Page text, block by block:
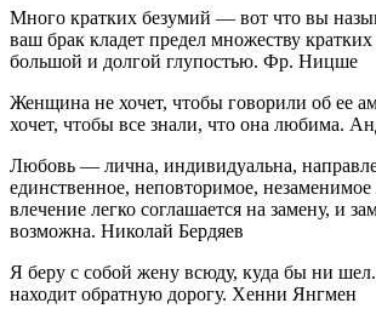
Много кратких безумий — вот что вы
ваш брак кладет предел множеству
большой и долгой глупостью. Фр. Ницше
Женщина не хочет, чтобы говорили об ее
хочет, чтобы все знали, что она любима.
Любовь — лична, индивидуальна,
единственное, неповторимое,
влечение легко соглашается на замену, и
возможна. Николай Бердяев
Я беру с собой жену всюду, куда бы ни
находит обратную дорогу. Хенни Янгмен